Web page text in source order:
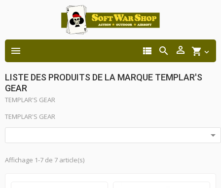
 shopping_cart 



LISTE DES PRODUITS DE LA MARQUE TEMPLAR'S
GEAR
TEMPLAR'S GEAR
TEMPLAR'S GEAR

Affichage 1-7 de 7 article(s)